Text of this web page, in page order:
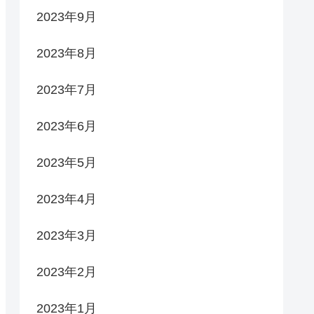
2023年9月
2023年8月
2023年7月
2023年6月
2023年5月
2023年4月
2023年3月
2023年2月
2023年1月